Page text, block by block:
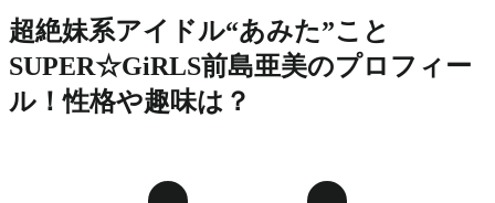
超絶妹系アイドル“あみた”こと
SUPER☆GiRLS前島亜美のプロフィー
ル！性格や趣味は？